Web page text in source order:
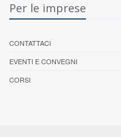
Per le imprese
CONTATTACI
EVENTI E CONVEGNI
CORSI